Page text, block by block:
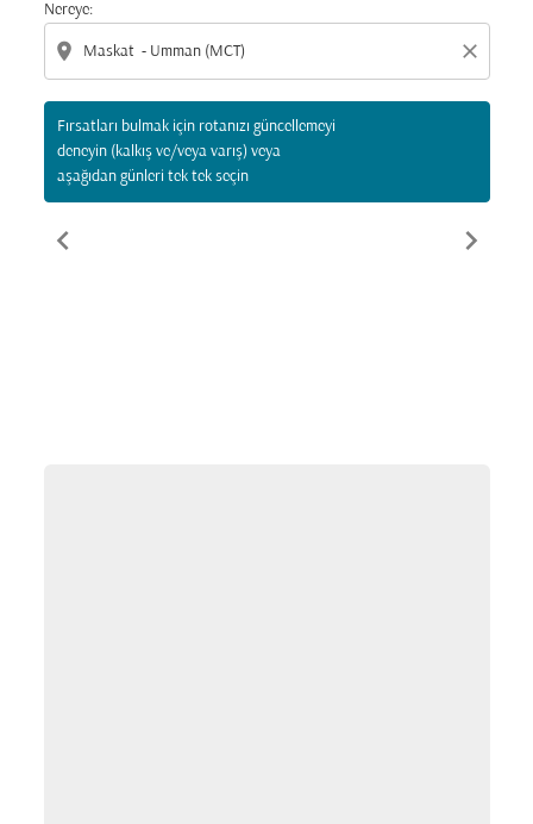
Nereye:
location_on close
Fırsatları bulmak için rotanızı güncellemeyi
deneyin (kalkış ve/veya varış) veya
aşağıdan günleri tek tek seçin
chevron_left chevron_right